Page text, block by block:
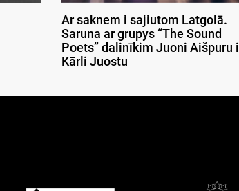
Ar saknem i sajiutom Latgolā.
Saruna ar grupys “The Sound
Poets” dalinīkim Juoni Aišpuru i
Kārli Juostu